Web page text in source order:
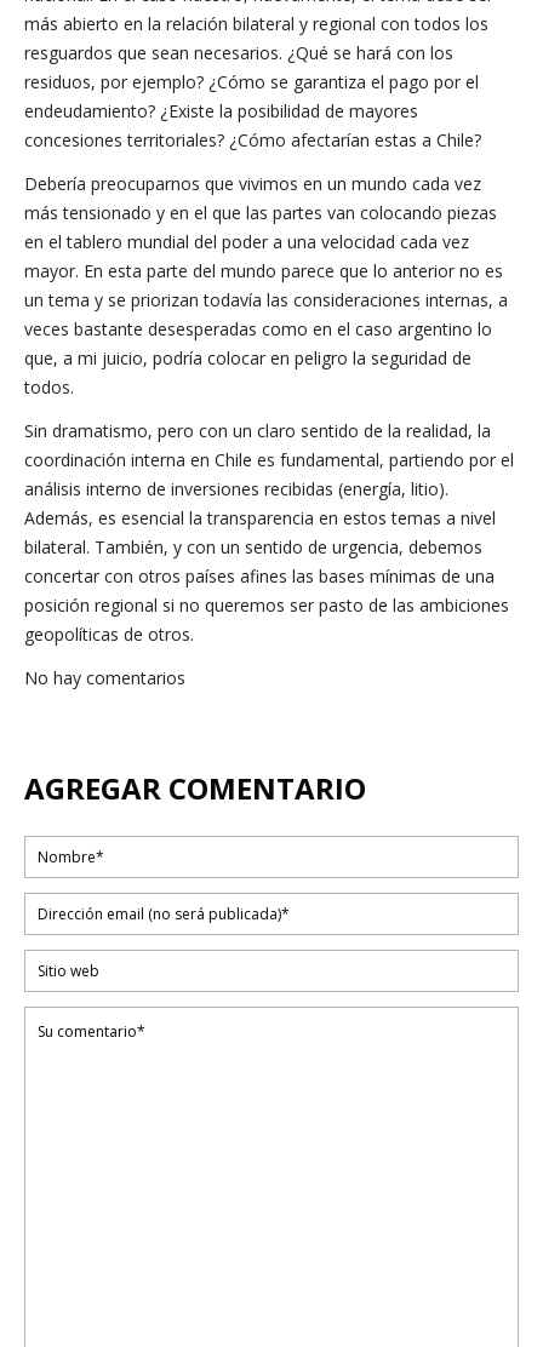
más abierto en la relación bilateral y regional con todos los
resguardos que sean necesarios. ¿Qué se hará con los
residuos, por ejemplo? ¿Cómo se garantiza el pago por el
endeudamiento? ¿Existe la posibilidad de mayores
concesiones territoriales? ¿Cómo afectarían estas a Chile?
Debería preocuparnos que vivimos en un mundo cada vez
más tensionado y en el que las partes van colocando piezas
en el tablero mundial del poder a una velocidad cada vez
mayor. En esta parte del mundo parece que lo anterior no es
un tema y se priorizan todavía las consideraciones internas, a
veces bastante desesperadas como en el caso argentino lo
que, a mi juicio, podría colocar en peligro la seguridad de
todos.
Sin dramatismo, pero con un claro sentido de la realidad, la
coordinación interna en Chile es fundamental, partiendo por el
análisis interno de inversiones recibidas (energía, litio).
Además, es esencial la transparencia en estos temas a nivel
bilateral. También, y con un sentido de urgencia, debemos
concertar con otros países afines las bases mínimas de una
posición regional si no queremos ser pasto de las ambiciones
geopolíticas de otros.
No hay comentarios
AGREGAR COMENTARIO